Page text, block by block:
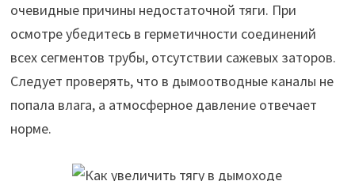
очевидные причины недостаточной тяги. При
осмотре убедитесь в герметичности соединений
всех сегментов трубы, отсутствии сажевых заторов.
Следует проверять, что в дымоотводные каналы не
попала влага, а атмосферное давление отвечает
норме.